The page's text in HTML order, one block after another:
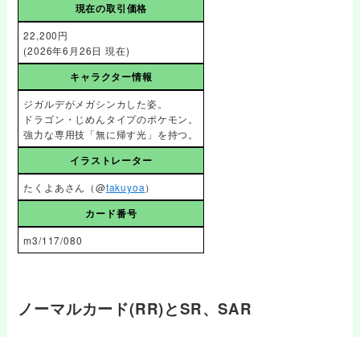
現在の取引価格
22,200円
(2026年6月26日 現在)
キャラクター情報
ジガルデがメガシンカした姿。
ドラゴン・じめんタイプのポケモン。
強力な専用技「無に帰す光」を持つ。
イラストレーター
たくよあさん（@takuyoa）
カード番号
m3/117/080
ノーマルカード(RR)とSR、SAR